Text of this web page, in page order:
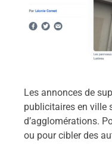
Les annonces de
publicitaires en ville
d’agglomérations.
ou pour cibler des